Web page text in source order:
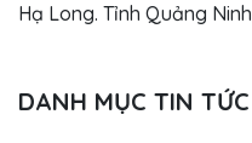
Hạ Long. Tỉnh Quảng Ninh
DANH MỤC TIN TỨC